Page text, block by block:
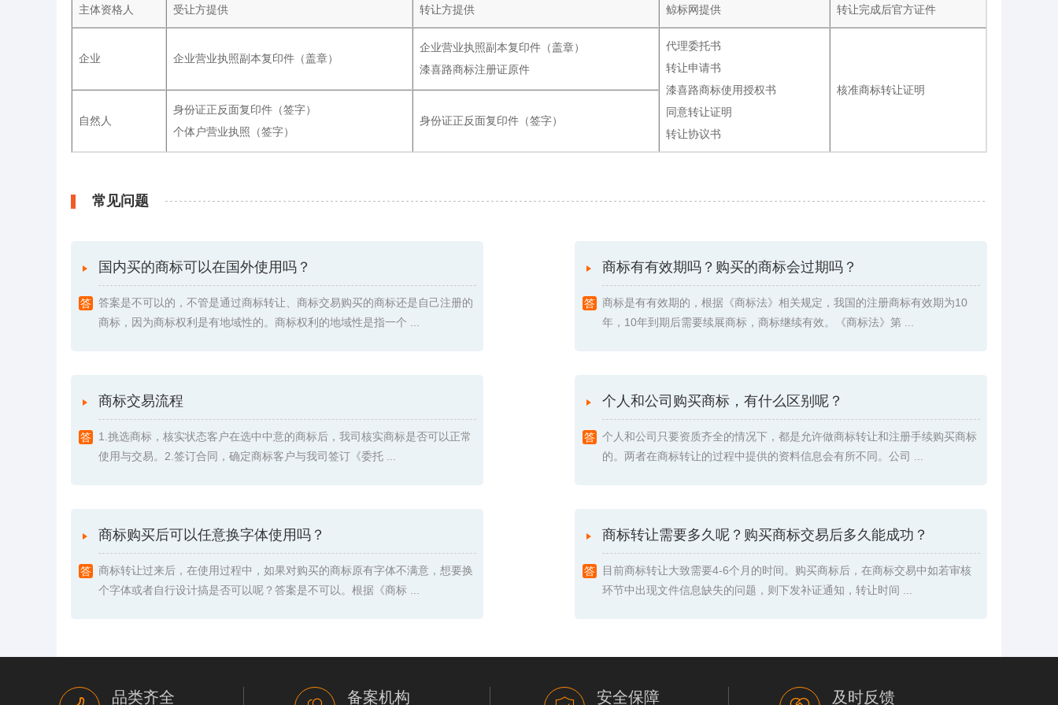
主体资格人 受让方提供 转让方提供 鲸标网提供 转让完成后官方证件
企业 企业营业执照副本复印件（盖章）
企业营业执照副本复印件（盖章）
漆喜路商标注册证原件
代理委托书
转让申请书
漆喜路商标使用授权书
同意转让证明
转让协议书
核准商标转让证明
自然人
身份证正反面复印件（签字）
个体户营业执照（签字）
身份证正反面复印件（签字）
常见问题
国内买的商标可以在国外使用吗？
答案是不可以的，不管是通过商标转让、商标交易购买的商标还是自己注册的
商标，因为商标权利是有地域性的。商标权利的地域性是指一个 ...
商标有有效期吗？购买的商标会过期吗？
商标是有有效期的，根据《商标法》相关规定，我国的注册商标有效期为10
年，10年到期后需要续展商标，商标继续有效。《商标法》第 ...
商标交易流程
1.挑选商标，核实状态客户在选中中意的商标后，我司核实商标是否可以正常
使用与交易。2.签订合同，确定商标客户与我司签订《委托 ...
个人和公司购买商标，有什么区别呢？
个人和公司只要资质齐全的情况下，都是允许做商标转让和注册手续购买商标
的。两者在商标转让的过程中提供的资料信息会有所不同。公司 ...
商标购买后可以任意换字体使用吗？
商标转让过来后，在使用过程中，如果对购买的商标原有字体不满意，想要换
个字体或者自行设计搞是否可以呢？答案是不可以。根据《商标 ...
商标转让需要多久呢？购买商标交易后多久能成功？
目前商标转让大致需要4-6个月的时间。购买商标后，在商标交易中如若审核
环节中出现文件信息缺失的问题，则下发补证通知，转让时间 ...
品类齐全 备案机构 安全保障 及时反馈